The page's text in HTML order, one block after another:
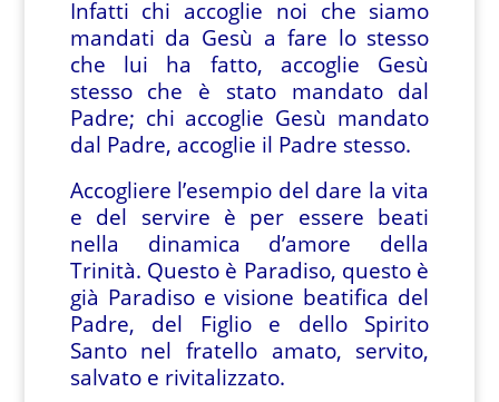
Infatti chi accoglie noi che siamo
mandati da Gesù a fare lo stesso
che lui ha fatto, accoglie Gesù
stesso che è stato mandato dal
Padre; chi accoglie Gesù mandato
dal Padre, accoglie il Padre stesso.
Accogliere l’esempio del dare la vita
e del servire è per essere beati
nella dinamica d’amore della
Trinità. Questo è Paradiso, questo è
già Paradiso e visione beatifica del
Padre, del Figlio e dello Spirito
Santo nel fratello amato, servito,
salvato e rivitalizzato.